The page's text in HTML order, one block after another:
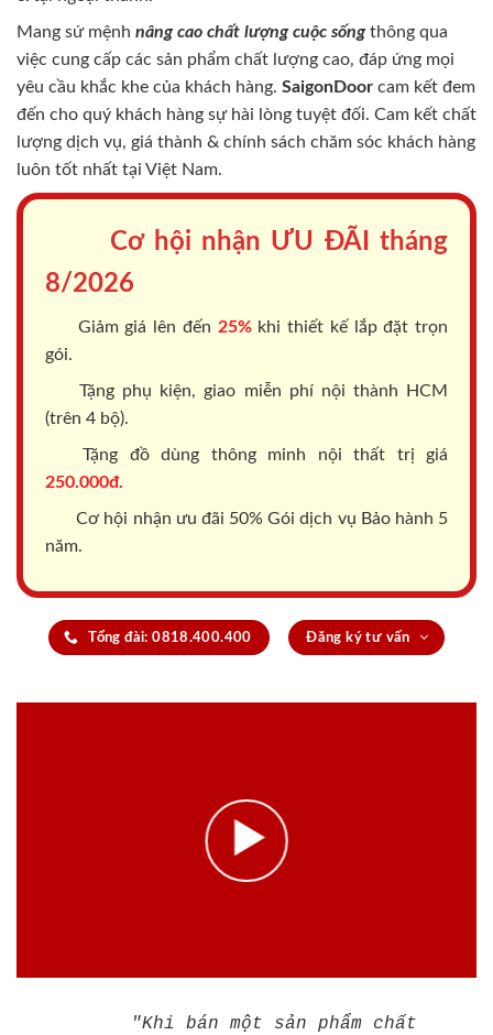
Mang sứ mệnh nâng cao chất lượng cuộc sốngthông qua
việc cung cấp các sản phẩm chất lượng cao, đáp ứng mọi
yêu cầu khắc khe của khách hàng. SaigonDoor cam kết đem
đến cho quý khách hàng sự hài lòng tuyệt đối. Cam kết chất
lượng dịch vụ, giá thành & chính sách chăm sóc khách hàng
luôn tốt nhất tại Việt Nam.
Cơ hội nhận ƯU ĐÃI tháng
8/2026
Giảm giá lên đến 25%khi thiết kế lắp đặt trọn
gói.
Tặng phụ kiện, giao miễn phí nội thành HCM
(trên 4 bộ).
Tặng đồ dùng thông minh nội thất trị giá
250.000đ.
Cơ hội nhận ưu đãi 50% Gói dịch vụ Bảo hành 5
năm.
Tổng đài: 0818.400.400 Đăng ký tư vấn
"Khi bán một sản phẩm chất